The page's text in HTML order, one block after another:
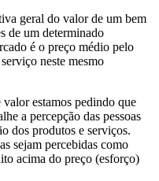
geral do valor de um bem
de um determinado
é o preço médio pelo
neste mesmo
estamos pedindo que
a percepção das pessoas
dos produtos e serviços.
sejam percebidas como
acima do preço (esforço)